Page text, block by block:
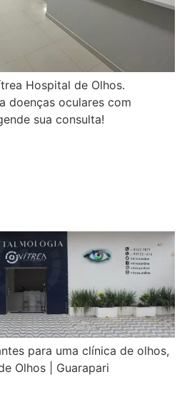
Hospital de Olhos.
doenças oculares com
sua consulta!
para uma clínica de olhos,
Olhos | Guarapari